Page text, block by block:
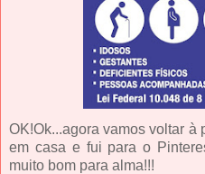
OK!Ok...agora vamos voltar à
em casa e fui para o
muito bom para alma!!!